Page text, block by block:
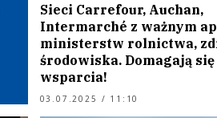
Sieci Carrefour, Auchan,
Intermarché z ważnym
ministerstw rolnictwa,
środowiska. Domagają się
wsparcia!
03.07.2025 / 11:10